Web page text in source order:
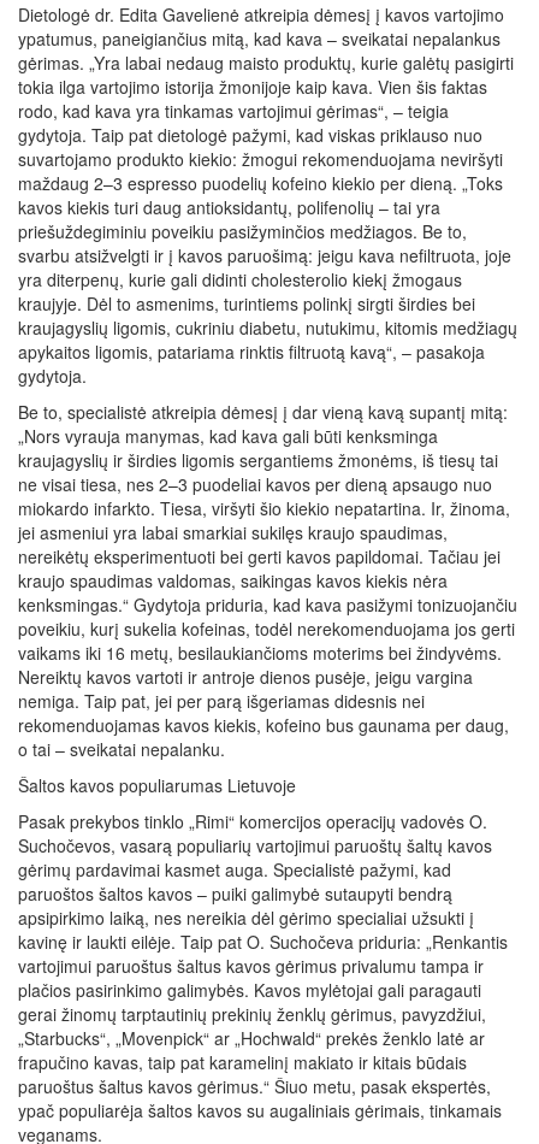
Dietologė dr. Edita Gavelienė atkreipia dėmesį į kavos vartojimo
ypatumus, paneigiančius mitą, kad kava – sveikatai nepalankus
gėrimas. „Yra labai nedaug maisto produktų, kurie galėtų pasigirti
tokia ilga vartojimo istorija žmonijoje kaip kava. Vien šis faktas
rodo, kad kava yra tinkamas vartojimui gėrimas“, – teigia
gydytoja. Taip pat dietologė pažymi, kad viskas priklauso nuo
suvartojamo produkto kiekio: žmogui rekomenduojama neviršyti
maždaug 2–3 espresso puodelių kofeino kiekio per dieną. „Toks
kavos kiekis turi daug antioksidantų, polifenolių – tai yra
priešuždegiminiu poveikiu pasižyminčios medžiagos. Be to,
svarbu atsižvelgti ir į kavos paruošimą: jeigu kava nefiltruota, joje
yra diterpenų, kurie gali didinti cholesterolio kiekį žmogaus
kraujyje. Dėl to asmenims, turintiems polinkį sirgti širdies bei
kraujagyslių ligomis, cukriniu diabetu, nutukimu, kitomis medžiagų
apykaitos ligomis, patariama rinktis filtruotą kavą“, – pasakoja
gydytoja.
Be to, specialistė atkreipia dėmesį į dar vieną kavą supantį mitą:
„Nors vyrauja manymas, kad kava gali būti kenksminga
kraujagyslių ir širdies ligomis sergantiems žmonėms, iš tiesų tai
ne visai tiesa, nes 2–3 puodeliai kavos per dieną apsaugo nuo
miokardo infarkto. Tiesa, viršyti šio kiekio nepatartina. Ir, žinoma,
jei asmeniui yra labai smarkiai sukilęs kraujo spaudimas,
nereikėtų eksperimentuoti bei gerti kavos papildomai. Tačiau jei
kraujo spaudimas valdomas, saikingas kavos kiekis nėra
kenksmingas.“ Gydytoja priduria, kad kava pasižymi tonizuojančiu
poveikiu, kurį sukelia kofeinas, todėl nerekomenduojama jos gerti
vaikams iki 16 metų, besilaukiančioms moterims bei žindyvėms.
Nereiktų kavos vartoti ir antroje dienos pusėje, jeigu vargina
nemiga. Taip pat, jei per parą išgeriamas didesnis nei
rekomenduojamas kavos kiekis, kofeino bus gaunama per daug,
o tai – sveikatai nepalanku.
Šaltos kavos populiarumas Lietuvoje
Pasak prekybos tinklo „Rimi“ komercijos operacijų vadovės O.
Suchočevos, vasarą populiarių vartojimui paruoštų šaltų kavos
gėrimų pardavimai kasmet auga. Specialistė pažymi, kad
paruoštos šaltos kavos – puiki galimybė sutaupyti bendrą
apsipirkimo laiką, nes nereikia dėl gėrimo specialiai užsukti į
kavinę ir laukti eilėje. Taip pat O. Suchočeva priduria: „Renkantis
vartojimui paruoštus šaltus kavos gėrimus privalumu tampa ir
plačios pasirinkimo galimybės. Kavos mylėtojai gali paragauti
gerai žinomų tarptautinių prekinių ženklų gėrimus, pavyzdžiui,
„Starbucks“, „Movenpick“ ar „Hochwald“ prekės ženklo latė ar
frapučino kavas, taip pat karamelinį makiato ir kitais būdais
paruoštus šaltus kavos gėrimus.“ Šiuo metu, pasak ekspertės,
ypač populiarėja šaltos kavos su augaliniais gėrimais, tinkamais
veganams.